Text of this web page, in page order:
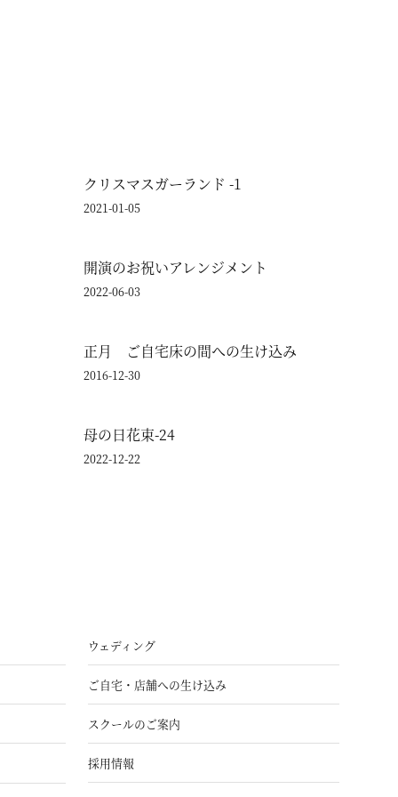
クリスマスガーランド -1
2021-01-05
開演のお祝いアレンジメント
2022-06-03
正月 ご自宅床の間への生け込み
2016-12-30
母の日花束-24
2022-12-22
ウェディング
ご自宅・店舗への生け込み
スクールのご案内
採用情報